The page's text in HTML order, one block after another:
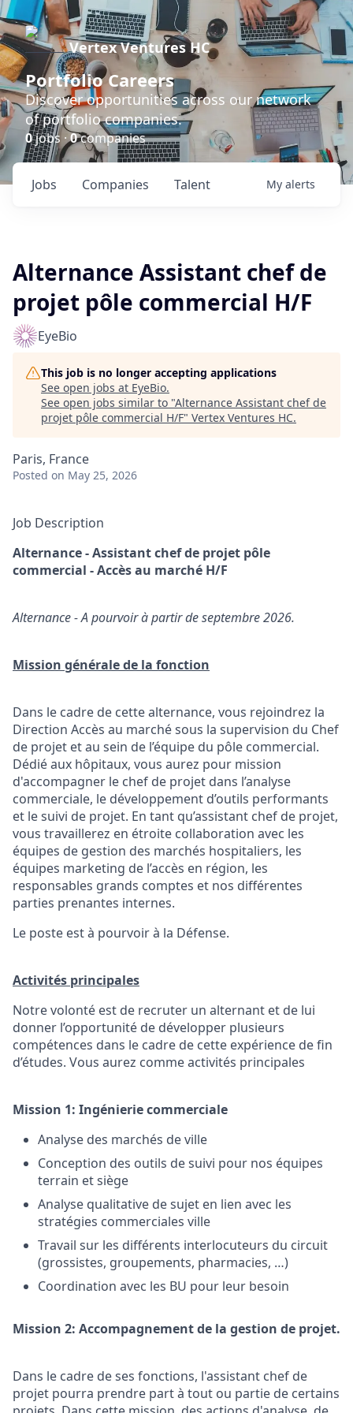
Vertex Ventures HC
Portfolio Careers
Discover opportunities across our network
of portfolio companies.
0jobs ·0companies
Jobs Companies Talent My alerts
Alternance Assistant chef de
projet pôle commercial H/F
EyeBio
This job is no longer accepting applications
See open jobs at EyeBio.
See open jobs similar to "Alternance Assistant chef de
projet pôle commercial H/F" Vertex Ventures HC.
Paris, France
Posted on May 25, 2026
Job Description
Alternance -Assistant chef de projet pôle
commercial - Accès au marché H/F
Alternance - A pourvoir à partir de septembre 2026.
Mission générale de la fonction
Dans le cadre de cette alternance, vous rejoindrez la
Direction Accès au marché sous la supervision du Chef
de projet et au sein de l’équipe du pôle commercial.
Dédié aux hôpitaux, vous aurez pour mission
d'accompagner le chef de projet dans l’analyse
commerciale, le développement d’outils performants
et le suivi de projet. En tant qu’assistant chef de projet,
vous travaillerez en étroite collaboration avec les
équipes de gestion des marchés hospitaliers, les
équipes marketing de l’accès en région, les
responsables grands comptes et nos différentes
parties prenantes internes.
Le poste est à pourvoir à la Défense.
Activités principales
Notre volonté est de recruter un alternant et de lui
donner l’opportunité de développer plusieurs
compétences dans le cadre de cette expérience de fin
d’études. Vous aurez comme activités principales
Mission 1: Ingénierie commerciale
Analyse des marchés de ville
Conception des outils de suivi pour nos équipes
terrain et siège
Analyse qualitative de sujet en lien avec les
stratégies commerciales ville
Travail sur les différents interlocuteurs du circuit
(grossistes, groupements, pharmacies, …)
Coordination avec les BU pour leur besoin
Mission 2: Accompagnement de la gestion de projet.
Dans le cadre de ses fonctions, l'assistant chef de
projet pourra prendre part à tout ou partie de certains